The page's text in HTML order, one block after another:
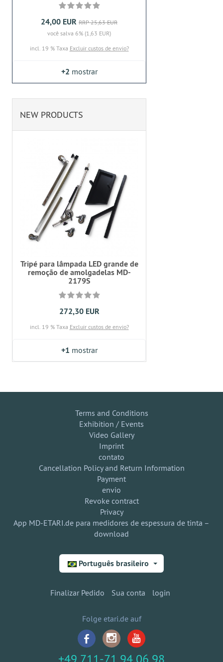
24,00 EUR RRP 25,63 EUR
você salva 6% (1,63 EUR)
incl. 19 % Taxa Excluir custos de envio?
+2 mostrar
NEW PRODUCTS
Tripé para lâmpada LED grande de
remoção de amolgadelas MD-
2179S
272,30 EUR
incl. 19 % Taxa Excluir custos de envio?
+1 mostrar
Terms and Conditions
Exhibition / Events
Video Gallery
Imprint
contato
Cancellation Policy and Return Information
Payment
envio
Revoke contract
Privacy
App MD-ETARI.de para medidores de espessura de tinta –
download
Português brasileiro
Finalizar Pedido Sua conta login
Folge etari.de auf
+49 711-71 94 06 98